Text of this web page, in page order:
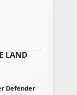
LAND
Defender